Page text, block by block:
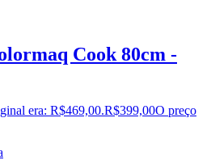
Cook 80cm -
era: R$469,00.R$399,00O preço